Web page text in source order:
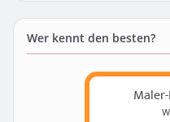
Wer kennt den besten?